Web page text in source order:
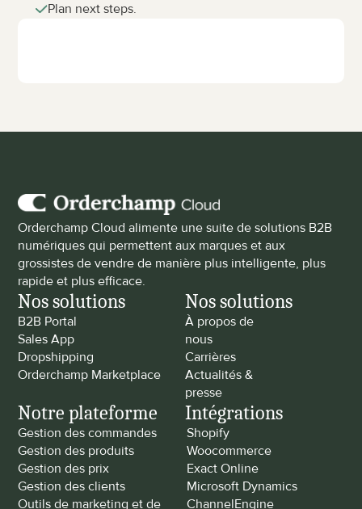
Plan next steps.
Orderchamp Cloud alimente une suite de solutions B2B
numériques qui permettent aux marques et aux
grossistes de vendre de manière plus intelligente, plus
rapide et plus efficace.
Nos solutions
B2B Portal
Sales App
Dropshipping
Orderchamp Marketplace
Nos solutions
À propos de
nous
Carrières
Actualités &
presse
Notre plateforme
Gestion des commandes
Gestion des produits
Gestion des prix
Gestion des clients
Outils de marketing et de
Intégrations
Shopify
Woocommerce
Exact Online
Microsoft Dynamics
ChannelEngine